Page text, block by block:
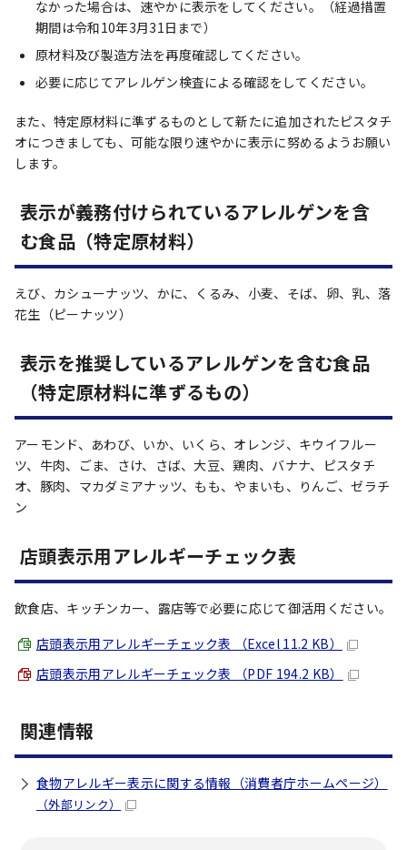
なかった場合は、速やかに表示をしてください。（経過措置
期間は令和10年3月31日まで）
原材料及び製造方法を再度確認してください。
必要に応じてアレルゲン検査による確認をしてください。
また、特定原材料に準ずるものとして新たに追加されたピスタチ
オにつきましても、可能な限り速やかに表示に努めるようお願い
します。
表示が義務付けられているアレルゲンを含
む食品（特定原材料）
えび、カシューナッツ、かに、くるみ、小麦、そば、卵、乳、落
花生（ピーナッツ）
表示を推奨しているアレルゲンを含む食品
（特定原材料に準ずるもの）
アーモンド、あわび、いか、いくら、オレンジ、キウイフルー
ツ、牛肉、ごま、さけ、さば、大豆、鶏肉、バナナ、ピスタチ
オ、豚肉、マカダミアナッツ、もも、やまいも、りんご、ゼラチ
ン
店頭表示用アレルギーチェック表
飲食店、キッチンカー、露店等で必要に応じて御活用ください。
店頭表示用アレルギーチェック表 （Excel 11.2 KB）
店頭表示用アレルギーチェック表 （PDF 194.2 KB）
関連情報
食物アレルギー表示に関する情報（消費者庁ホームページ）
（外部リンク）